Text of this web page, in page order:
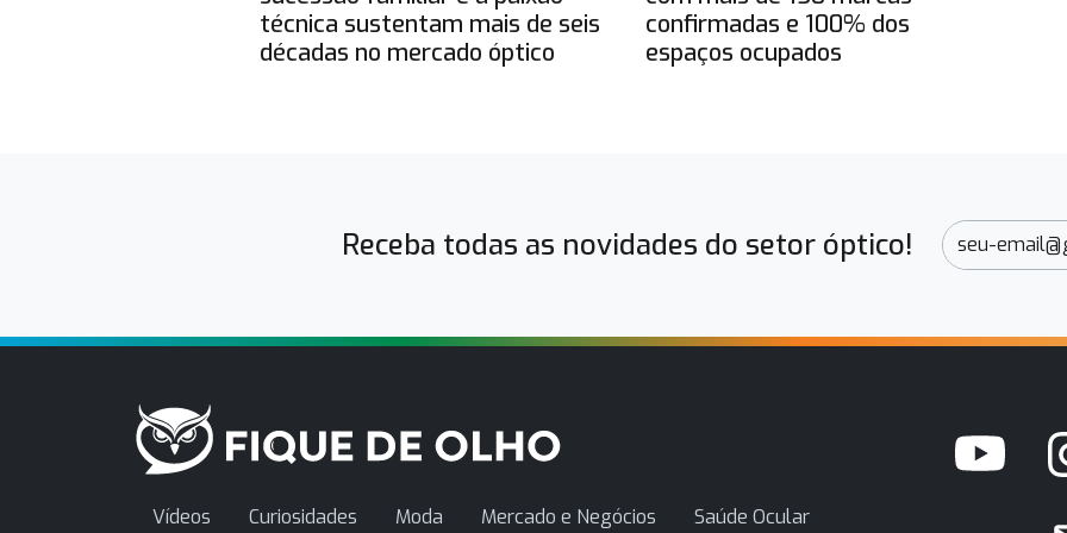
técnica sustentam mais de seis
décadas no mercado óptico
confirmadas e 100% dos
espaços ocupados
Receba todas as novidades do setor óptico!
Vídeos Curiosidades Moda Mercado e Negócios
Saúde Ocular